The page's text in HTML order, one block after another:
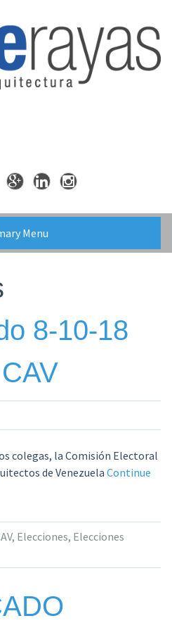
Menu
8-10-18
colegas, la Comisión Electoral
de Venezuela Continue
, Elecciones, Elecciones